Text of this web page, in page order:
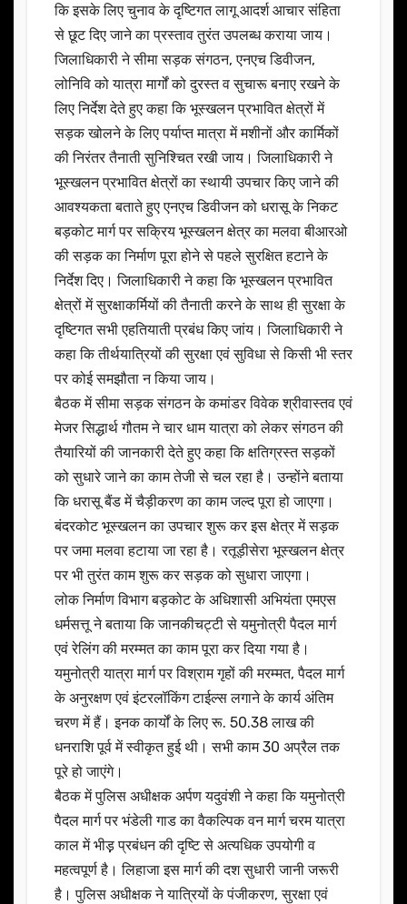
कि इसके लिए चुनाव के दृष्टिगत लागू आदर्श आचार संहिता
से छूट दिए जाने का प्रस्ताव तुरंत उपलब्ध कराया जाय।
जिलाधिकारी ने सीमा सड़क संगठन, एनएच डिवीजन,
लोनिवि को यात्रा मार्गों को दुरस्त व सुचारू बनाए रखने के
लिए निर्देश देते हुए कहा कि भूस्खलन प्रभावित क्षेत्रों में
सड़क खोलने के लिए पर्याप्त मात्रा में मशीनों और कार्मिकों
की निरंतर तैनाती सुनिश्चित रखी जाय। जिलाधिकारी ने
भूस्खलन प्रभावित क्षेत्रों का स्थायी उपचार किए जाने की
आवश्यकता बताते हुए एनएच डिवीजन को धरासू के निकट
बड़कोट मार्ग पर सक्रिय भूस्खलन क्षेत्र का मलवा बीआरओ
की सड़क का निर्माण पूरा होने से पहले सुरक्षित हटाने के
निर्देश दिए। जिलाधिकारी ने कहा कि भूस्खलन प्रभावित
क्षेत्रों में सुरक्षाकर्मियों की तैनाती करने के साथ ही सुरक्षा के
दृष्टिगत सभी एहतियाती प्रबंध किए जांय। जिलाधिकारी ने
कहा कि तीर्थयात्रियों की सुरक्षा एवं सुविधा से किसी भी स्तर
पर कोई समझौता न किया जाय।
बैठक में सीमा सड़क संगठन के कमांडर विवेक श्रीवास्तव एवं
मेजर सिद्धार्थ गौतम ने चार धाम यात्रा को लेकर संगठन की
तैयारियों की जानकारी देते हुए कहा कि क्षतिग्रस्त सड़कों
को सुधारे जाने का काम तेजी से चल रहा है। उन्होंने बताया
कि धरासू बैंड में चैड़ीकरण का काम जल्द पूरा हो जाएगा।
बंदरकोट भूस्खलन का उपचार शुरू कर इस क्षेत्र में सड़क
पर जमा मलवा हटाया जा रहा है। रतूड़ीसेरा भूस्खलन क्षेत्र
पर भी तुरंत काम शुरू कर सड़क को सुधारा जाएगा।
लोक निर्माण विभाग बड़कोट के अधिशासी अभियंता एमएस
धर्मसत्तू ने बताया कि जानकीचट्टी से यमुनोत्री पैदल मार्ग
एवं रेलिंग की मरम्मत का काम पूरा कर दिया गया है।
यमुनोत्री यात्रा मार्ग पर विश्राम गृहों की मरम्मत, पैदल मार्ग
के अनुरक्षण एवं इंटरलॉकिंग टाईल्स लगाने के कार्य अंतिम
चरण में हैं। इनक कार्यों के लिए रू. 50.38 लाख की
धनराशि पूर्व में स्वीकृत हुई थी। सभी काम 30 अप्रैल तक
पूरे हो जाएंगे।
बैठक में पुलिस अधीक्षक अर्पण यदुवंशी ने कहा कि यमुनोत्री
पैदल मार्ग पर भंडेली गाड का वैकल्पिक वन मार्ग चरम यात्रा
काल में भीड़़ प्रबंधन की दृष्टि से अत्यधिक उपयोगी व
महत्वपूर्ण है। लिहाजा इस मार्ग की दश सुधारी जानी जरूरी
है। पुलिस अधीक्षक ने यात्रियों के पंजीकरण, सुरक्षा एवं